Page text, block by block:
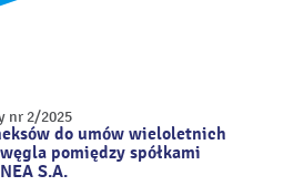
nr 2/2025
do umów wieloletnich
pomiędzy spółkami
S.A.